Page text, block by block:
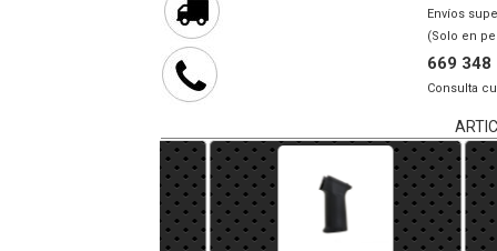
Envíos
(Solo en
669 348
Consulta